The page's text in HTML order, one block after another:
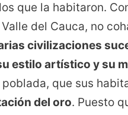
que la habitaron.
del Cauca, no
civilizaciones
estilo artístico y su
que sus
del oro. Puesto